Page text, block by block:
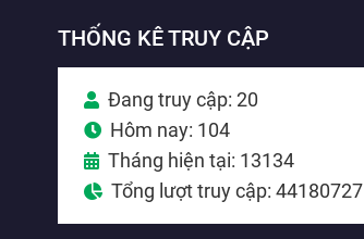
THỐNG KÊ TRUY CẬP
Đang truy cập: 20
Hôm nay: 104
Tháng hiện tại: 13134
Tổng lượt truy cập: 44180727